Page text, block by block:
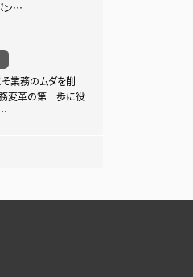
ン…
業務のムダを削
変革の第一歩に役